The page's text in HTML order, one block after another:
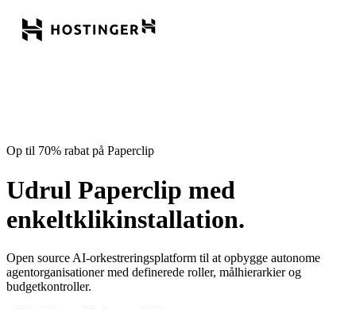
Op til 70% rabat på Paperclip
Udrul Paperclip med
enkeltklikinstallation.
Open source AI-orkestreringsplatform til at opbygge autonome
agentorganisationer med definerede roller, målhierarkier og
budgetkontroller.